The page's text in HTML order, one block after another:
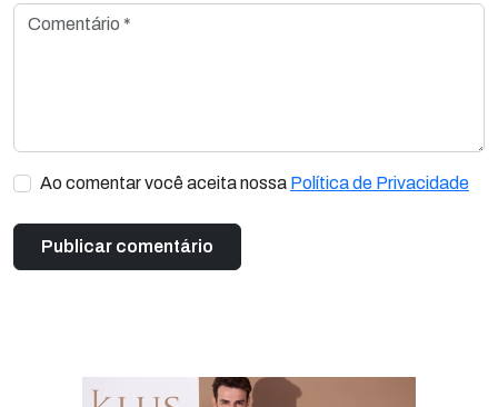
Comentário *
Ao comentar você aceita nossa Política de Privacidade